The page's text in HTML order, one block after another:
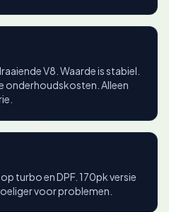
V8. Waarde is stabiel.
onderhoudskosten. Alleen
turbo en DPF. 170pk versie
voor problemen.